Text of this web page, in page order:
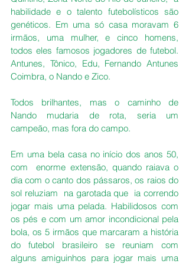
habilidade e o talento futebolísticos são
genéticos. Em uma só casa moravam 6
irmãos, uma mulher, e cinco homens,
todos eles famosos jogadores de futebol.
Antunes, Tônico, Edu, Fernando Antunes
Coimbra, o Nando e Zico.
Todos brilhantes, mas o caminho de
Nando mudaria de rota, seria um
campeão, mas fora do campo.
Em uma bela casa no início dos anos 50,
com  enorme extensão, quando raiava o
dia com o canto dos pássaros, os raios do
sol reluziam  na garotada que  ia correndo
jogar mais uma pelada. Habilidosos com
os pés e com um amor incondicional pela
bola, os 5 irmãos que marcaram a história
do futebol brasileiro se reuniam com
alguns amiguinhos para jogar mais uma